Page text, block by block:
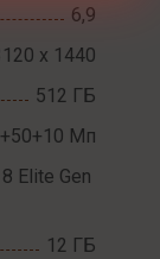
6,9
x 1440
512 ГБ
Мп
Elite Gen
12 ГБ